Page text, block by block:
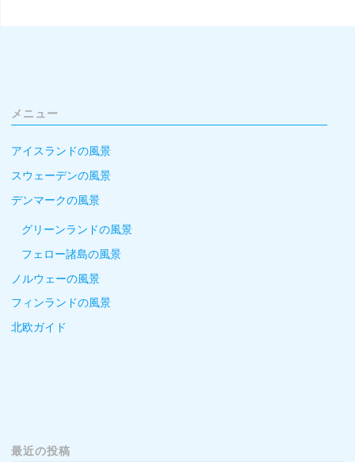
メニュー
アイスランドの風景
スウェーデンの風景
デンマークの風景
グリーンランドの風景
フェロー諸島の風景
ノルウェーの風景
フィンランドの風景
北欧ガイド
最近の投稿